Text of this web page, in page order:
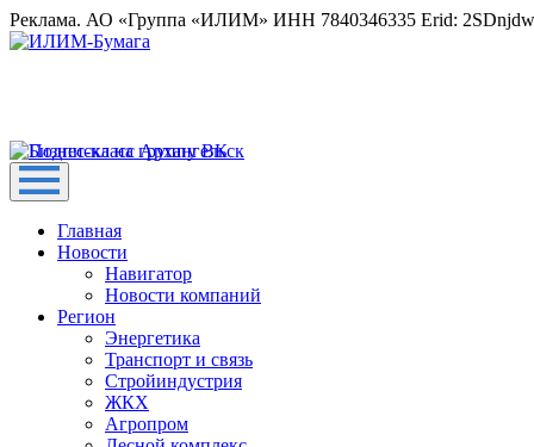
Реклама. АО «Группа «ИЛИМ» ИНН 7840346335 Erid:
Главная
Новости
Навигатор
Новости компаний
Регион
Энергетика
Транспорт и связь
Стройиндустрия
ЖКХ
Агропром